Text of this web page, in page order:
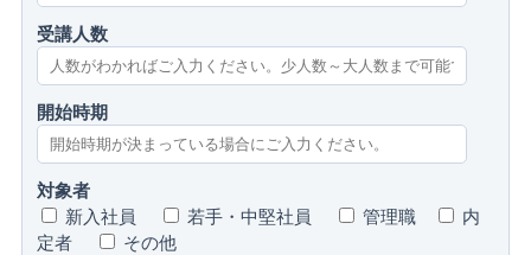
受講人数
開始時期
対象者
新入社員 若手・中堅社員 管理職
内
定者
その他